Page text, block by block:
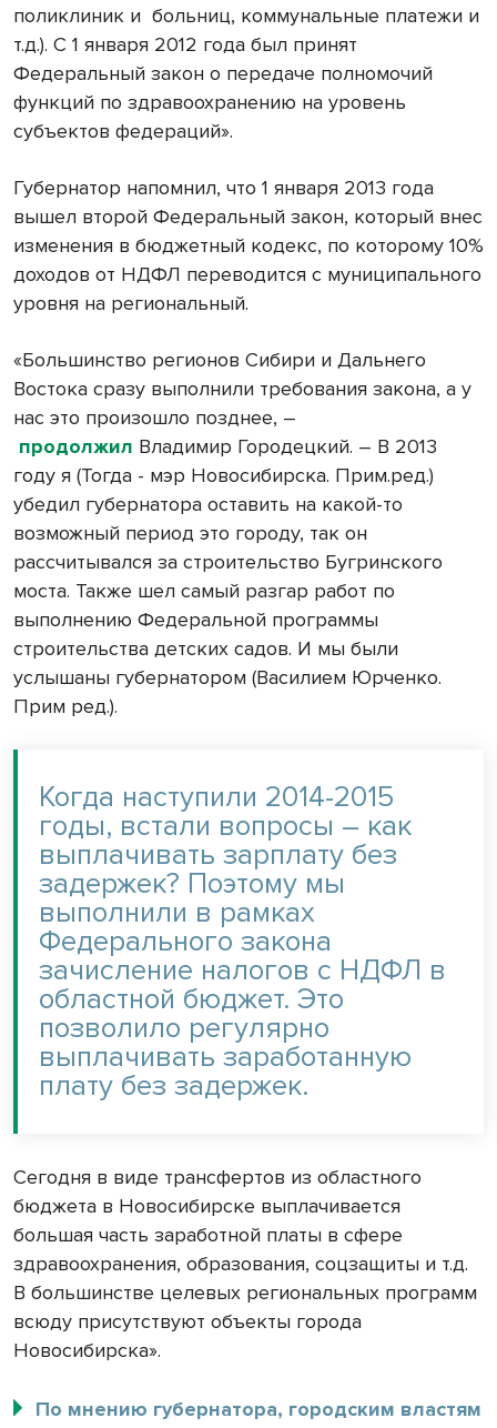
поликлиник и больниц, коммунальные платежи и
т.д.). С 1 января 2012 года был принят
Федеральный закон о передаче полномочий
функций по здравоохранению на уровень
субъектов федераций».
Губернатор напомнил, что 1 января 2013 года
вышел второй Федеральный закон, который внес
изменения в бюджетный кодекс, по которому 10%
доходов от НДФЛ переводится с муниципального
уровня на региональный.
«Большинство регионов Сибири и Дальнего
Востока сразу выполнили требования закона, а у
нас это произошло позднее, –
продолжил Владимир Городецкий. – В 2013
году я (Тогда - мэр Новосибирска. Прим.ред.)
убедил губернатора оставить на какой-то
возможный период это городу, так он
рассчитывался за строительство Бугринского
моста. Также шел самый разгар работ по
выполнению Федеральной программы
строительства детских садов. И мы были
услышаны губернатором (Василием Юрченко.
Прим ред.).
Когда наступили 2014-2015
годы, встали вопросы – как
выплачивать зарплату без
задержек? Поэтому мы
выполнили в рамках
Федерального закона
зачисление налогов с НДФЛ в
областной бюджет. Это
позволило регулярно
выплачивать заработанную
плату без задержек.
Сегодня в виде трансфертов из областного
бюджета в Новосибирске выплачивается
большая часть заработной платы в сфере
здравоохранения, образования, соцзащиты и т.д.
В большинстве целевых региональных программ
всюду присутствуют объекты города
Новосибирска».
По мнению губернатора, городским властям